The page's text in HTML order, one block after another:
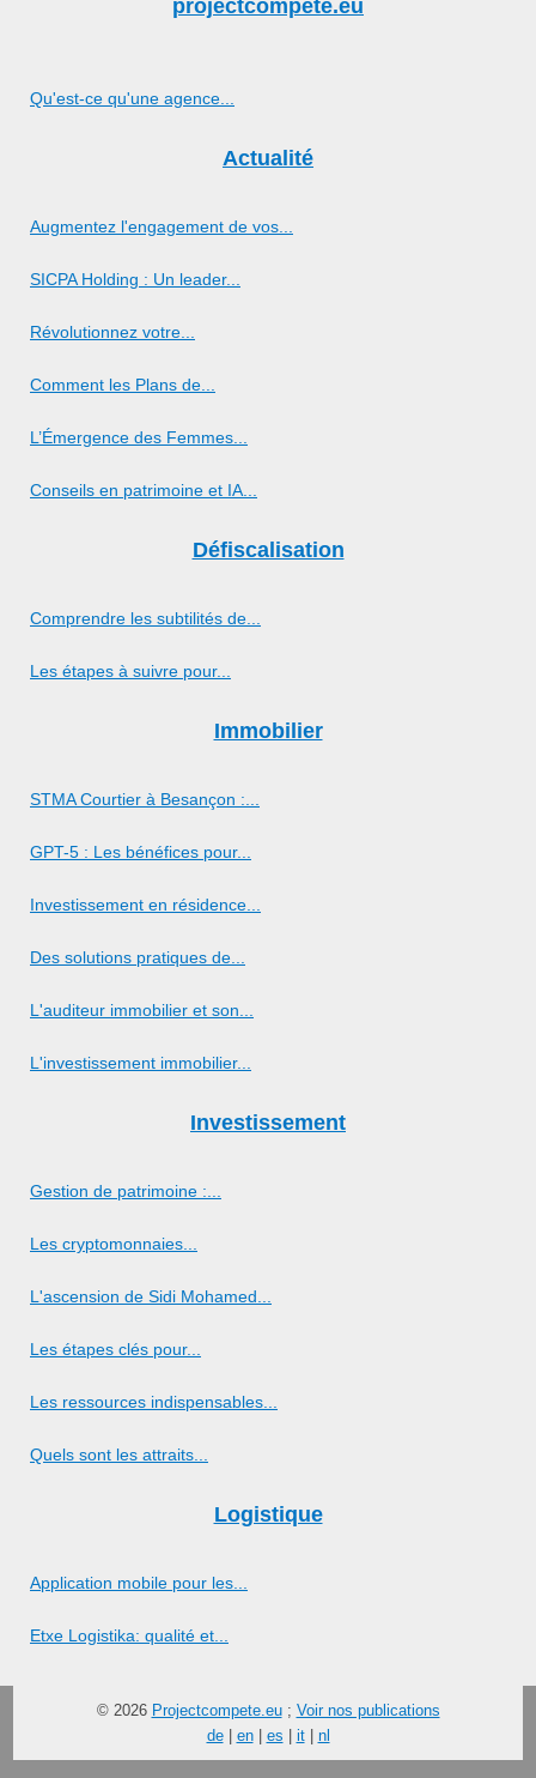
projectcompete.eu
Qu'est-ce qu'une agence...
Actualité
Augmentez l'engagement de vos...
SICPA Holding : Un leader...
Révolutionnez votre...
Comment les Plans de...
L’Émergence des Femmes...
Conseils en patrimoine et IA...
Défiscalisation
Comprendre les subtilités de...
Les étapes à suivre pour...
Immobilier
STMA Courtier à Besançon :...
GPT-5 : Les bénéfices pour...
Investissement en résidence...
Des solutions pratiques de...
L'auditeur immobilier et son...
L'investissement immobilier...
Investissement
Gestion de patrimoine :...
Les cryptomonnaies...
L'ascension de Sidi Mohamed...
Les étapes clés pour...
Les ressources indispensables...
Quels sont les attraits...
Logistique
Application mobile pour les...
Etxe Logistika: qualité et...
© 2026 Projectcompete.eu; Voir nos publications
de| en| es | it| nl